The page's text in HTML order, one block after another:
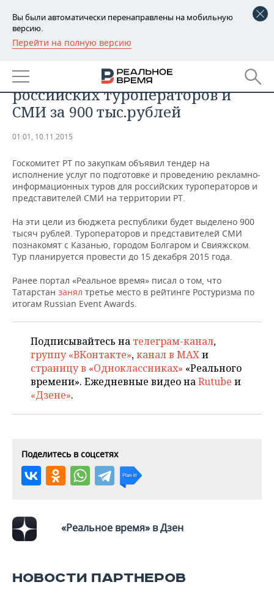
Вы были автоматически перенаправлены на мобильную
версию.
Перейти на полную версию
РЕГИОНЫ
БАШКОРТОСТАН
ТАТАРСТАН
НОВОСТИ
АНАЛИТИКА
КОРОЛИ ГОСЗАКАЗА ПФО
КОМУ ПРИНАДЛЕЖАТ
ТОРГОВЫЕ ЦЕНТРЫ
ТАТАРСТАНА
ФИНАНСЫ
БЮДЖЕТ
НОВОСТИ
ПРОМЫШЛЕННОСТИ
АГРОПРОМ
МАШИНОСТРОЕНИЕ
НЕФТЕХИМИЯ
НЕФТЬ
ЭНЕРГЕТИКА
НЕДВИЖИМОСТЬ
НОВОСТИ АВТО
БИЗНЕС
РОЗНИЧНАЯ ТОРГОВЛЯ
ТРАНСПОРТ
УСЛУГИ
НОВОСТИ ТЕХНОЛОГИЙ
IT
МЕДИА
ТЕЛЕКОММУНИКАЦИИ
МЕРОПРИЯТИЯ
НОВОСТИ МЕРОПРИЯТИЙ
ВЫЕЗДНАЯ РЕДАКЦИЯ
БИЗНЕС-БРАНЧИ
СПОРТ
НОВОСТИ СПОРТА
ФУТБОЛ
ВОЛЕЙБОЛ
ФИГУРНОЕ КАТАНИЕ
ХОККЕЙ С МЯЧОМ
ОБЩЕСТВО
НОВОСТИ ОБЩЕСТВА
ИСТОРИЯ
МЕДИЦИНА
ПРОИСШЕСТВИЯ
ФОТОГАЛЕРЕЯ
СПИСОК ПЕРСОН
ПОЛНАЯ ВЕРСИЯ
информационные туры для
российских туроператоров и
СМИ за 900 тыс.рублей
01:01, 10.11.2015
Госкомитет РТ по закупкам объявил тендер на
исполнение услуг по подготовке и проведению рекламно-
информационных туров для российских туроператоров и
представителей СМИ на территории РТ.
На эти цели из бюджета республики будет выделено 900
тысяч рублей. Туроператоров и представителей СМИ
познакомят с Казанью, городом Болгаром и Свияжском.
Тур планируется провести до 15 декабря 2015 года.
Ранее портал «Реальное время» писал о том, что
Татарстан занял третье место в рейтинге Ростуризма по
итогам Russian Event Awards.
Подписывайтесь на телеграм-канал,
группу «ВКонтакте»,канал в MAXи
страницу в «Одноклассниках» «Реального
времени». Ежедневные видео наRutube и
«Дзене».
Поделитесь в соцсетях
«Реальное время» в Дзен
НОВОСТИ ПАРТНЕРОВ